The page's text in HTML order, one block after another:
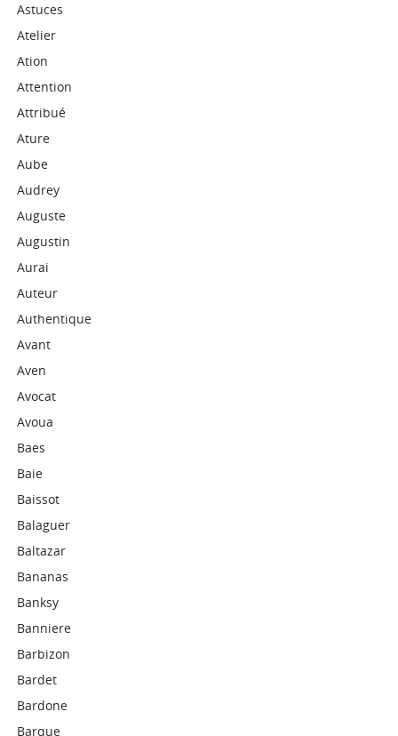
Astuces
Atelier
Ation
Attention
Attribué
Ature
Aube
Audrey
Auguste
Augustin
Aurai
Auteur
Authentique
Avant
Aven
Avocat
Avoua
Baes
Baie
Baissot
Balaguer
Baltazar
Bananas
Banksy
Banniere
Barbizon
Bardet
Bardone
Barque